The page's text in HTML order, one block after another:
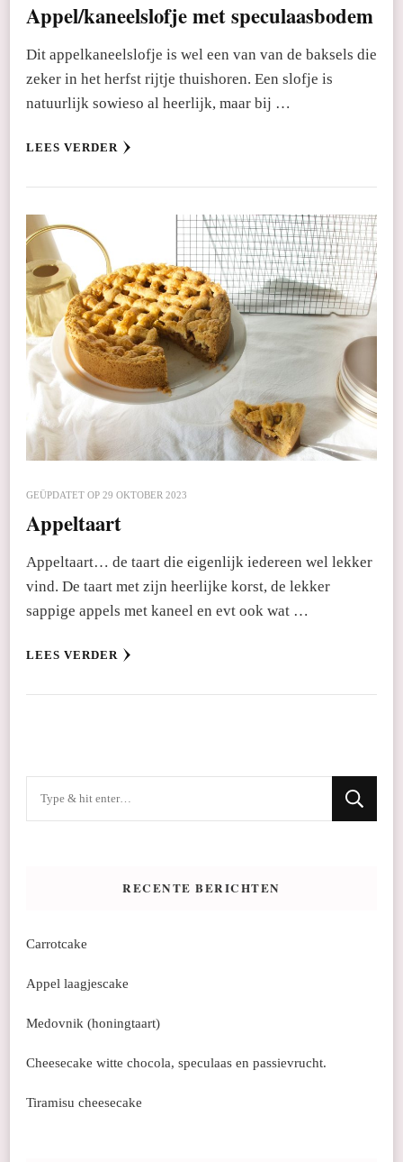
Appel/kaneelslofje met speculaasbodem
Dit appelkaneelslofje is wel een van van de baksels die
zeker in het herfst rijtje thuishoren. Een slofje is
natuurlijk sowieso al heerlijk, maar bij …
LEES VERDER
GEÜPDATET OP 29 OKTOBER 2023
Appeltaart
Appeltaart… de taart die eigenlijk iedereen wel lekker
vind. De taart met zijn heerlijke korst, de lekker
sappige appels met kaneel en evt ook wat …
LEES VERDER
RECENTE BERICHTEN
Carrotcake
Appel laagjescake
Medovnik (honingtaart)
Cheesecake witte chocola, speculaas en passievrucht.
Tiramisu cheesecake